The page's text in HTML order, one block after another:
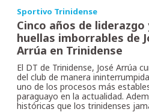
Sportivo Trinidense
Cinco años de liderazgo
huellas imborrables de
Arrúa en Trinidense
El DT de Trinidense, José Arrúa
del club de manera
uno de los procesos más
paraguayo en la actualidad.
históricas que los trinidenses